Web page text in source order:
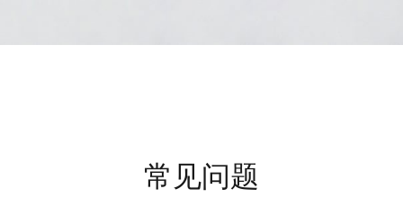
常见问题